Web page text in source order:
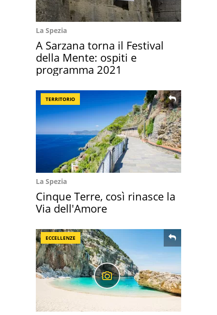
La Spezia
A Sarzana torna il Festival
della Mente: ospiti e
programma 2021
TERRITORIO
La Spezia
Cinque Terre, così rinasce la
Via dell'Amore
ECCELLENZE